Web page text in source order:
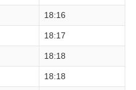
18:16
18:17
18:18
18:18